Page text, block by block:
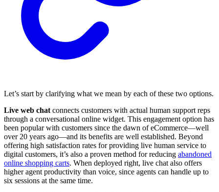
Let’s start by clarifying what we mean by each of these two options.
Live web chat connects customers with actual human support reps
through a conversational online widget. This engagement option has
been popular with customers since the dawn of eCommerce—well
over 20 years ago—and its benefits are well established. Beyond
offering high satisfaction rates for providing live human service to
digital customers, it’s also a proven method for reducing abandoned
online shopping carts. When deployed right, live chat also offers
higher agent productivity than voice, since agents can handle up to
six sessions at the same time.